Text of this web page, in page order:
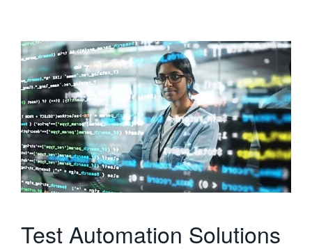
Test Automation Solutions